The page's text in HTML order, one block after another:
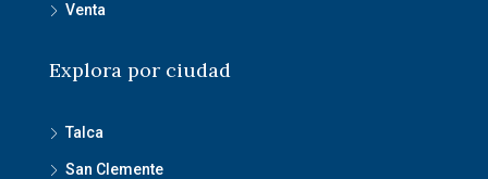
Venta
Explora por ciudad
Talca
San Clemente